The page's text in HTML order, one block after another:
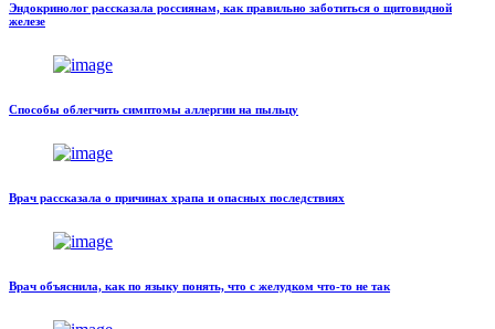
Эндокринолог рассказала россиянам, как правильно заботиться о щитовидной
железе
Способы облегчить симптомы аллергии на пыльцу
Врач рассказала о причинах храпа и опасных последствиях
Врач объяснила, как по языку понять, что с желудком что-то не так